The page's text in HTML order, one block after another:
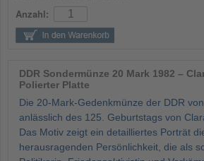
Anzahl:
DDR Sondermünze 20 Mark 1982 –
Polierter Platte
Die 20-Mark-Gedenkmünze der DDR
anlässlich des 125. Geburtstags von
Das Motiv zeigt ein detailliertes Porträt
herausragenden Persönlichkeit, die als